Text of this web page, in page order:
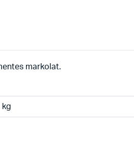
markolat.
kg